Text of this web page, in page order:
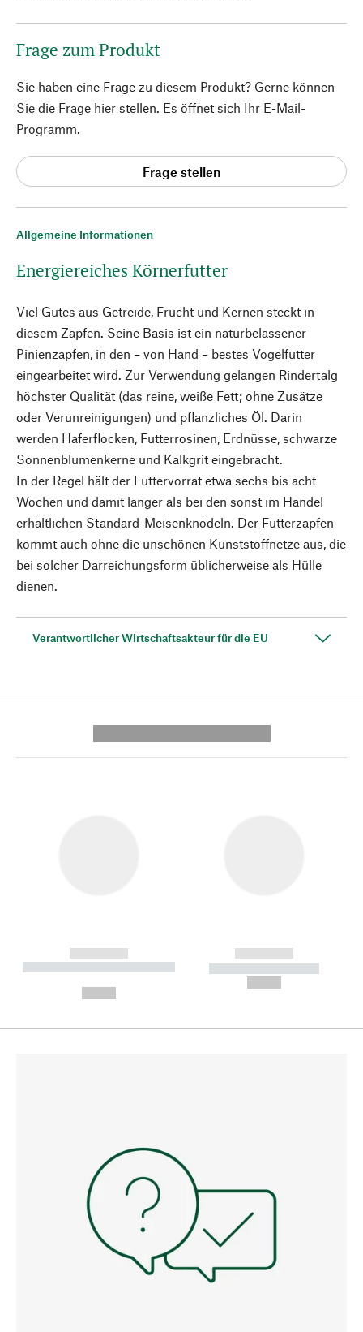
Allgemeine Informationen
Energiereiches Körnerfutter
Viel Gutes aus Getreide, Frucht und Kernen steckt in
diesem Zapfen. Seine Basis ist ein naturbelassener
Pinienzapfen, in den – von Hand – bestes Vogelfutter
eingearbeitet wird. Zur Verwendung gelangen Rindertalg
höchster Qualität (das reine, weiße Fett; ohne Zusätze
oder Verunreinigungen) und pflanzliches Öl. Darin
werden Haferflocken, Futterrosinen, Erdnüsse, schwarze
Sonnenblumenkerne und Kalkgrit eingebracht.
In der Regel hält der Futtervorrat etwa sechs bis acht
Wochen und damit länger als bei den sonst im Handel
erhältlichen Standard-Meisenknödeln. Der Futterzapfen
kommt auch ohne die unschönen Kunststoffnetze aus, die
bei solcher Darreichungsform üblicherweise als Hülle
dienen.
Verantwortlicher Wirtschaftsakteur für die EU
Frage zum Produkt
Sie haben eine Frage zu diesem Produkt? Gerne können
Sie die Frage hier stellen. Es öffnet sich Ihr E-Mail-
Programm.
Frage stellen
------------
----------- ----------- --------
------------
----------- -----------